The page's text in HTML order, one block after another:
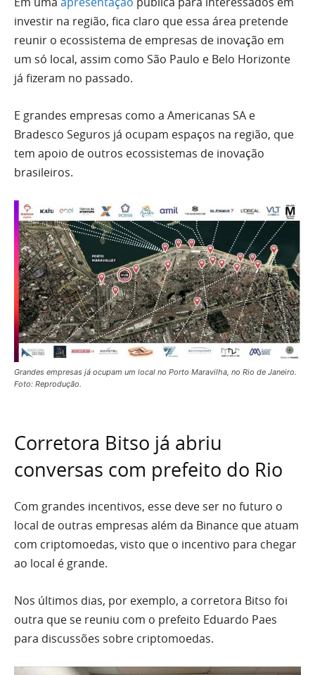
investir na região, fica claro que essa área pretende
reunir o ecossistema de empresas de inovação em
um só local, assim como São Paulo e Belo Horizonte
já fizeram no passado.
E grandes empresas como a Americanas SA e
Bradesco Seguros já ocupam espaços na região, que
tem apoio de outros ecossistemas de inovação
brasileiros.
Grandes empresas já ocupam um local no Porto Maravilha, no Rio de Janeiro.
Foto: Reprodução.
Corretora Bitso já abriu
conversas com prefeito do Rio
Com grandes incentivos, esse deve ser no futuro o
local de outras empresas além da Binance que atuam
com criptomoedas, visto que o incentivo para chegar
ao local é grande.
Nos últimos dias, por exemplo, a corretora Bitso foi
outra que se reuniu com o prefeito Eduardo Paes
para discussões sobre criptomoedas.